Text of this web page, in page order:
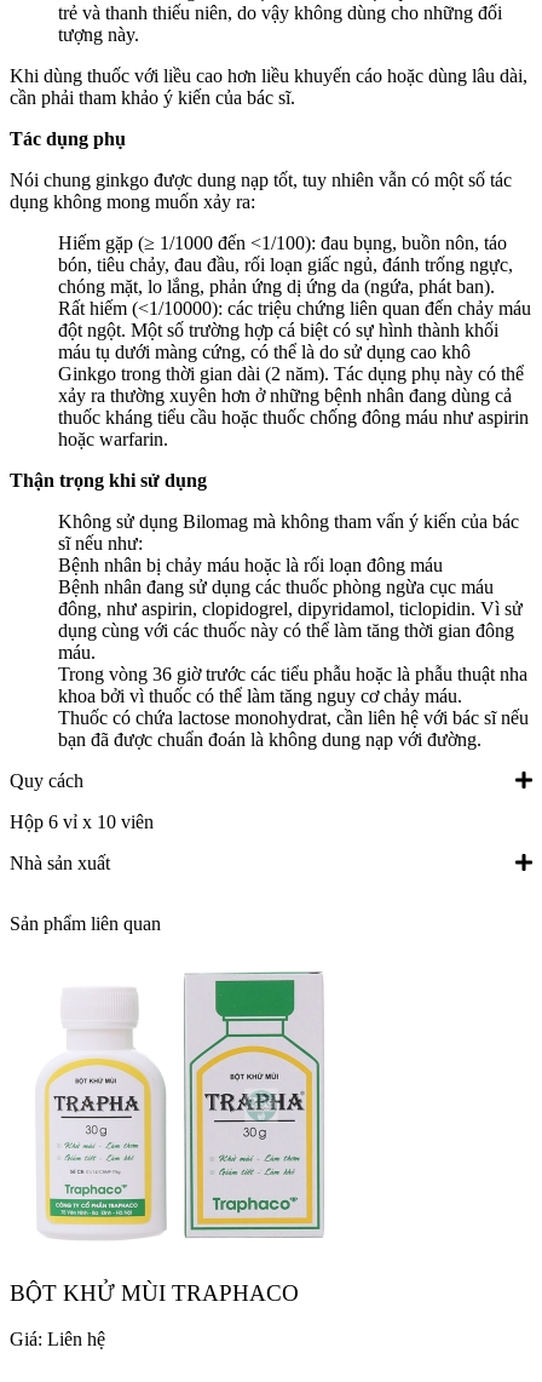
trẻ và thanh thiếu niên, do vậy không dùng cho những đối
tượng này.
Khi dùng thuốc với liều cao hơn liều khuyến cáo hoặc dùng lâu dài,
cần phải tham khảo ý kiến của bác sĩ.
Tác dụng phụ
Nói chung ginkgo được dung nạp tốt, tuy nhiên vẫn có một số tác
dụng không mong muốn xảy ra:
Hiếm gặp (≥ 1/1000 đến <1/100): đau bụng, buồn nôn, táo
bón, tiêu chảy, đau đầu, rối loạn giấc ngủ, đánh trống ngực,
chóng mặt, lo lắng, phản ứng dị ứng da (ngứa, phát ban).
Rất hiếm (<1/10000): các triệu chứng liên quan đến chảy máu
đột ngột. Một số trường hợp cá biệt có sự hình thành khối
máu tụ dưới màng cứng, có thể là do sử dụng cao khô
Ginkgo trong thời gian dài (2 năm). Tác dụng phụ này có thể
xảy ra thường xuyên hơn ở những bệnh nhân đang dùng cả
thuốc kháng tiểu cầu hoặc thuốc chống đông máu như aspirin
hoặc warfarin.
Thận trọng khi sử dụng
Không sử dụng Bilomag mà không tham vấn ý kiến của bác
sĩ nếu như:
Bệnh nhân bị chảy máu hoặc là rối loạn đông máu
Bệnh nhân đang sử dụng các thuốc phòng ngừa cục máu
đông, như aspirin, clopidogrel, dipyridamol, ticlopidin. Vì sử
dụng cùng với các thuốc này có thể làm tăng thời gian đông
máu.
Trong vòng 36 giờ trước các tiểu phẫu hoặc là phẫu thuật nha
khoa bởi vì thuốc có thể làm tăng nguy cơ chảy máu.
Thuốc có chứa lactose monohydrat, cần liên hệ với bác sĩ nếu
bạn đã được chuẩn đoán là không dung nạp với đường.
Quy cách
Hộp 6 vỉ x 10 viên
Nhà sản xuất
Sản phẩm liên quan
BỘT KHỬ MÙI TRAPHACO
Giá: Liên hệ